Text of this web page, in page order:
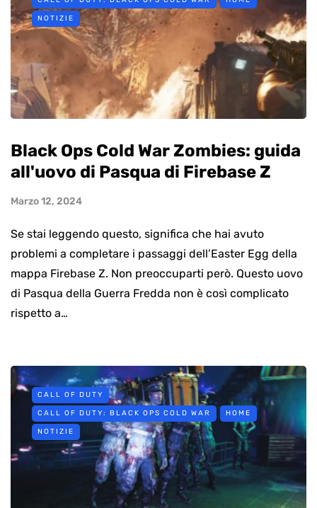
NOTIZIE
Black Ops Cold War Zombies: guida
all'uovo di Pasqua di Firebase Z
Marzo 12, 2024
Se stai leggendo questo, significa che hai avuto
problemi a completare i passaggi dell’Easter Egg della
mappa Firebase Z. Non preoccuparti però. Questo uovo
di Pasqua della Guerra Fredda non è così complicato
rispetto a…
CALL OF DUTY
CALL OF DUTY: BLACK OPS COLD WAR HOME
NOTIZIE